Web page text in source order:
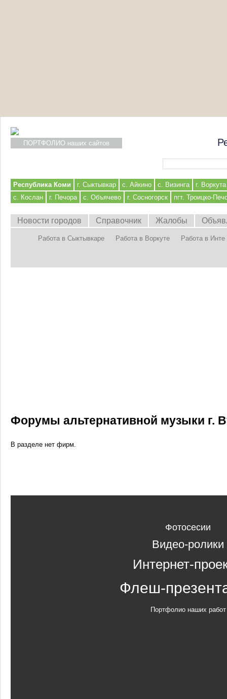
ПОРТФОЛИО наших сайтов
Республика Коми г. Сыктывкар с. Айкино с. Визинга
г. Воркута
с. Кослан
г. Печора с. Объячево г. Сосногорск пгт. Троицко-
Новости городов Справочник Жалобы
Работа в Сыктывкаре Работа в Воркуте Работа в Инте
Форумы альтернативной музыки г.
В разделе нет фирм.
Фотосесии
Видео-ролики
Интернет-
Флеш-
Портфолио наших работ